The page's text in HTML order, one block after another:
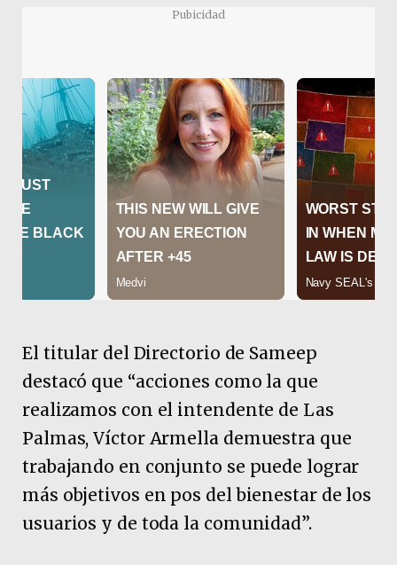
Pubicidad
El titular del Directorio de Sameep
destacó que “acciones como la que
realizamos con el intendente de Las
Palmas, Víctor Armella demuestra que
trabajando en conjunto se puede lograr
más objetivos en pos del bienestar de los
usuarios y de toda la comunidad”.